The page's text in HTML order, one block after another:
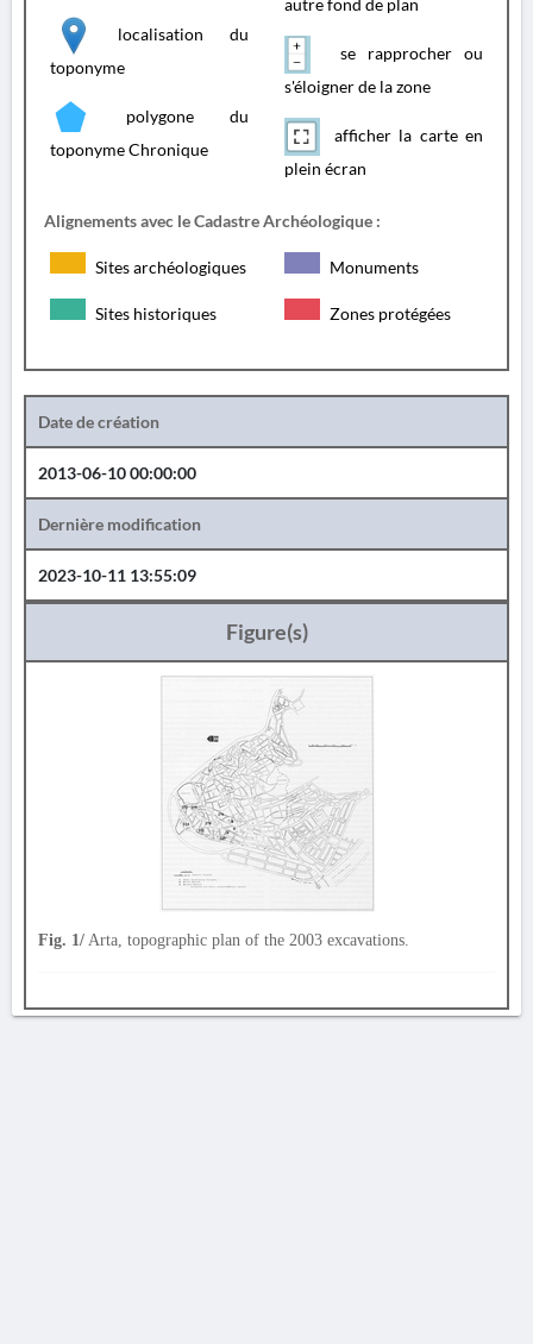
localisation du
toponyme
polygone du
toponyme Chronique
autre fond de plan
se rapprocher ou
s'éloigner de la zone
afficher la carte en
plein écran
Alignements avec le Cadastre Archéologique :
Sites archéologiques Monuments
Sites historiques Zones protégées
Date de création
2013-06-10 00:00:00
Dernière modification
2023-10-11 13:55:09
Figure(s)
Fig. 1/ Arta, topographic plan of the 2003 excavations.